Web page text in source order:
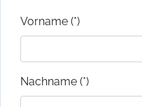
Vorname (*)
Nachname (*)